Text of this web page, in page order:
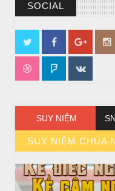
SOCIAL
SUY NIỆM
SUY NIỆM CHÚA
// VIEW
CÔ BÉ BÁN DIÊM